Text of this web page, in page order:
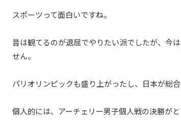
スポーツって面白いですね。
昔は観てるのが退屈でやりたい派でしたが、今
せん。
パリオリンピックも盛り上がったし、日本が総
個人的には、アーチェリー男子個人戦の決勝がと